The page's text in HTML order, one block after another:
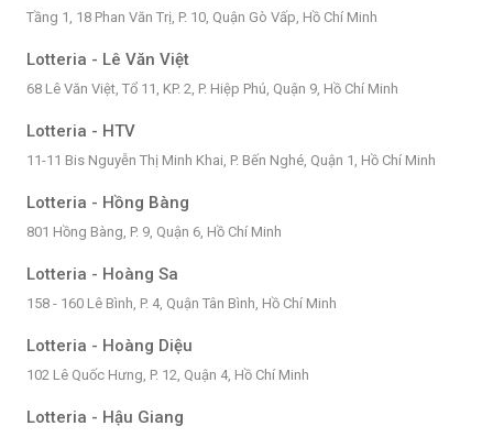
Tầng 1, 18 Phan Văn Trị, P. 10, Quận Gò Vấp, Hồ Chí Minh
Lotteria - Lê Văn Việt
68 Lê Văn Việt, Tổ 11, KP. 2, P. Hiệp Phú, Quận 9, Hồ Chí Minh
Lotteria - HTV
11-11 Bis Nguyễn Thị Minh Khai, P. Bến Nghé, Quận 1, Hồ Chí Minh
Lotteria - Hồng Bàng
801 Hồng Bàng, P. 9, Quận 6, Hồ Chí Minh
Lotteria - Hoàng Sa
158 - 160 Lê Bình, P. 4, Quận Tân Bình, Hồ Chí Minh
Lotteria - Hoàng Diệu
102 Lê Quốc Hưng, P. 12, Quận 4, Hồ Chí Minh
Lotteria - Hậu Giang